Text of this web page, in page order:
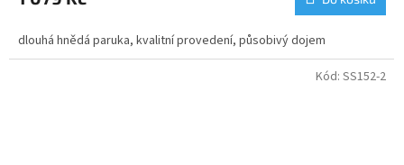
dlouhá hnědá paruka, kvalitní provedení, působivý dojem
Kód: SS152-2